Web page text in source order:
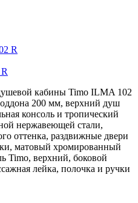
кабины Timo ILMA 102
200 мм, верхний душ
консоль и тропический
нержавеющей стали,
оттенка, раздвижные двери
матовый хромированный
Timo, верхний, боковой
лейка, полочка и ручки